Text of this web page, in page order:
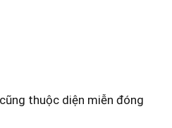
thuộc diện miễn đóng